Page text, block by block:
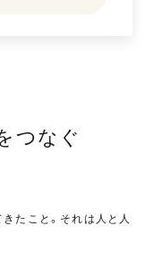
つなぐ
たこと。それは人と人